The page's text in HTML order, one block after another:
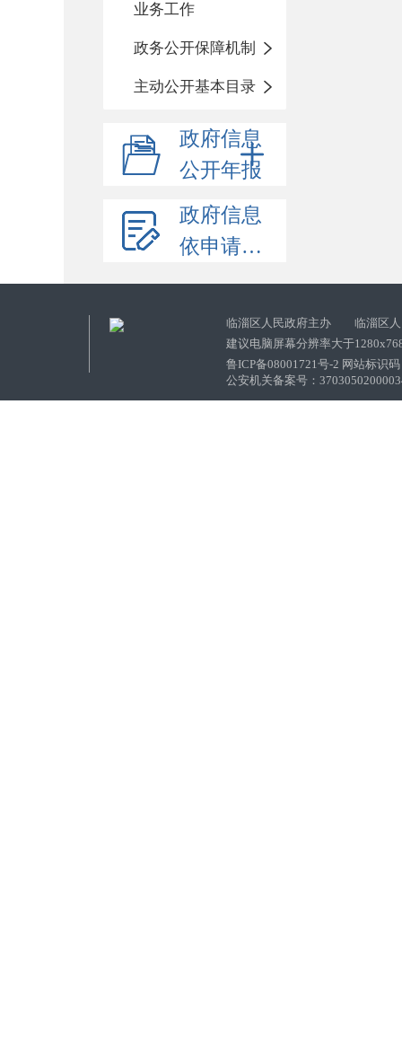
业务工作
政务公开保障机制
主动公开基本目录
政府信息
公开年报
政府信息
依申请公开
临淄区人民政府主办 临淄区人
建议电脑屏幕分辨率大于
鲁ICP备08001721号-2 网站标识
公安机关备案号：